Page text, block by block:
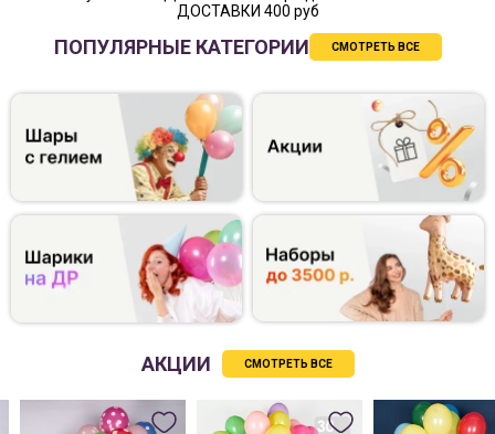
ДОСТАВКИ 400 руб
ПОПУЛЯРНЫЕ КАТЕГОРИИ СМОТРЕТЬ ВСЕ
АКЦИИ СМОТРЕТЬ ВСЕ